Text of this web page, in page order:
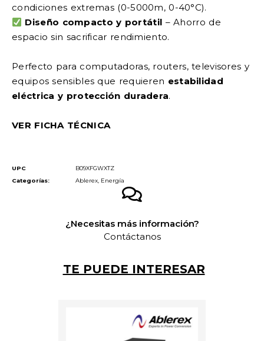
condiciones extremas (0-5000m, 0-40°C).
Diseño compacto y portátil – Ahorro de
espacio sin sacrificar rendimiento.
Perfecto para computadoras, routers, televisores y
equipos sensibles que requieren estabilidad
eléctrica y protección duradera.
VER FICHA TÉCNICA
UPC
B09XFGWXTZ
Categorías:
Ablerex Energía
¿Necesitas más información?
Contáctanos
TE PUEDE INTERESAR